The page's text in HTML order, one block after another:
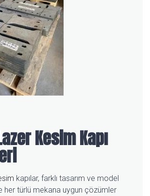
Kesim Kapı
kapılar, farklı tasarım ve model
her türlü mekana uygun çözümler